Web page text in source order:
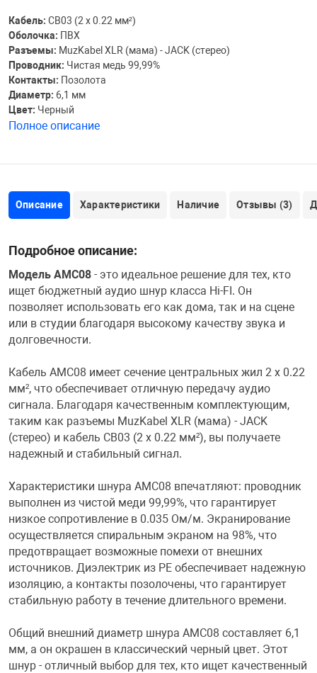
Кабель: CB03 (2 х 0.22 мм²)
Оболочка: ПВХ
Разъемы: MuzKabel XLR (мама) - JACK (стерео)
Проводник: Чистая медь 99,99%
Контакты: Позолота
Диаметр: 6,1 мм
Цвет: Черный
Полное описание
Описание Характеристики Наличие Отзывы (3)
Подробное описание:
Модель AMC08 - это идеальное решение для тех, кто
ищет бюджетный аудио шнур класса Hi-FI. Он
позволяет использовать его как дома, так и на сцене
или в студии благодаря высокому качеству звука и
долговечности.
Кабель AMC08 имеет сечение центральных жил 2 х 0.22
мм², что обеспечивает отличную передачу аудио
сигнала. Благодаря качественным комплектующим,
таким как разъемы MuzKabel XLR (мама) - JACK
(стерео) и кабель CB03 (2 х 0.22 мм²), вы получаете
надежный и стабильный сигнал.
Характеристики шнура AMC08 впечатляют: проводник
выполнен из чистой меди 99,99%, что гарантирует
низкое сопротивление в 0.035 Ом/м. Экранирование
осуществляется спиральным экраном на 98%, что
предотвращает возможные помехи от внешних
источников. Диэлектрик из PE обеспечивает надежную
изоляцию, а контакты позолочены, что гарантирует
стабильную работу в течение длительного времени.
Общий внешний диаметр шнура AMC08 составляет 6,1
мм, а он окрашен в классический черный цвет. Этот
шнур - отличный выбор для тех, кто ищет качественный